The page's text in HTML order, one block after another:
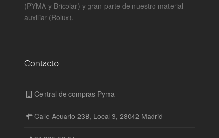
(PYMA y Bricolar) y gran parte de nuestro material
auxiliar (Rolux).
Contacto
Central de compras Pyma
Calle Acuario 23B, Local 3, 28042 Madrid